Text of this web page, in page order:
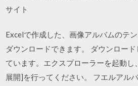
サイト
Excelで作成した、画像アルバムのテ
ダウンロードできます。 ダウンロー
ています。エクスプローラーを起動し
展開]を行ってください。 フエルアル